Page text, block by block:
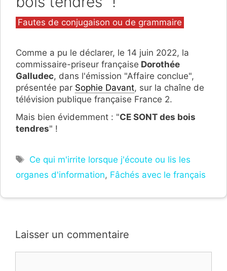
Catégories
Fautes de conjugaison ou de grammaire
Comme a pu le déclarer, le 14 juin 2022, la
commissaire-priseur française Dorothée
Galludec, dans l'émission "Affaire conclue",
présentée par Sophie Davant, sur la chaîne de
télévision publique française France 2.
Mais bien évidemment : "CE SONT des bois
tendres" !
Étiquettes
Ce qui m'irrite lorsque j'écoute ou lis les
organes d'information, Fâchés avec le français
Laisser un commentaire